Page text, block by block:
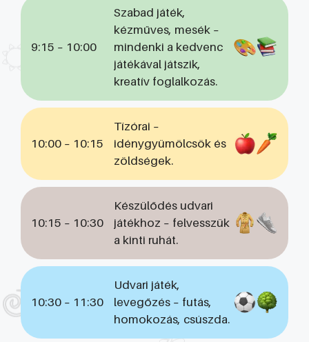
9:15 – 10:00
Szabad játék,
kézműves, mesék –
mindenki a kedvenc
játékával játszik,
kreatív foglalkozás.
10:00 – 10:15
Tízórai –
idénygyümölcsök és
zöldségek.
10:15 – 10:30
Készülődés udvari
játékhoz – felvesszük
a kinti ruhát.
10:30 – 11:30
Udvari játék,
levegőzés – futás,
homokozás, csúszda.